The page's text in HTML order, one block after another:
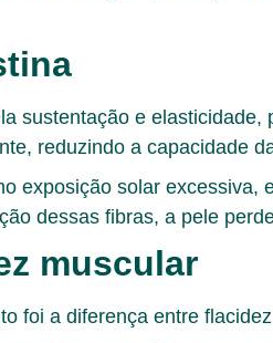
sustentação e
reduzindo a capacidade
exposição solar
dessas fibras, a pele
muscular
foi a diferença entre